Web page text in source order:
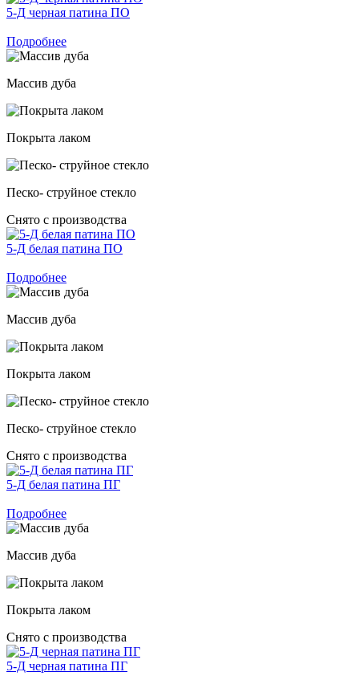
5-Д черная патина ПО
Подробнее
Массив дуба
Покрыта лаком
Песко- струйное стекло
Снято с производства
5-Д белая патина ПО
Подробнее
Массив дуба
Покрыта лаком
Песко- струйное стекло
Снято с производства
5-Д белая патина ПГ
Подробнее
Массив дуба
Покрыта лаком
Снято с производства
5-Д черная патина ПГ